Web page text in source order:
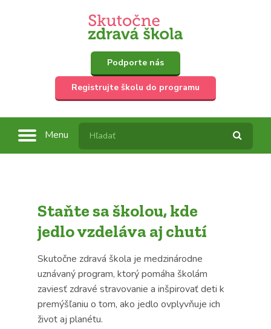
Podporte nás
Registrujte školu do programu
Menu
Staňte sa školou, kde
jedlo vzdeláva aj chutí
Skutočne zdravá škola je medzinárodne
uznávaný program, ktorý pomáha školám
zaviesť zdravé stravovanie a inšpirovať deti k
premýšľaniu o tom, ako jedlo ovplyvňuje ich
život aj planétu.